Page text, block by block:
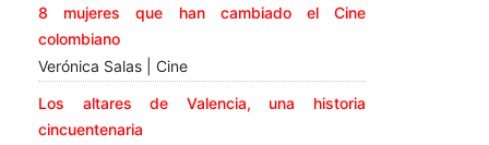
8 mujeres que han cambiado el Cine
colombiano
Verónica Salas | Cine
Los altares de Valencia, una historia
cincuentenaria